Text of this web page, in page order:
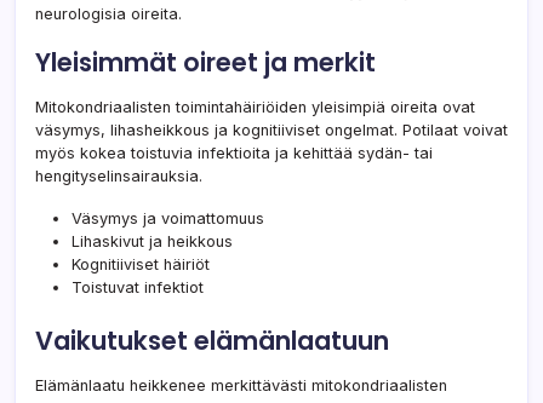
neurologisia oireita.
Yleisimmät oireet ja merkit
Mitokondriaalisten toimintahäiriöiden yleisimpiä oireita ovat
väsymys, lihasheikkous ja kognitiiviset ongelmat. Potilaat voivat
myös kokea toistuvia infektioita ja kehittää sydän- tai
hengityselinsairauksia.
Väsymys ja voimattomuus
Lihaskivut ja heikkous
Kognitiiviset häiriöt
Toistuvat infektiot
Vaikutukset elämänlaatuun
Elämänlaatu heikkenee merkittävästi mitokondriaalisten